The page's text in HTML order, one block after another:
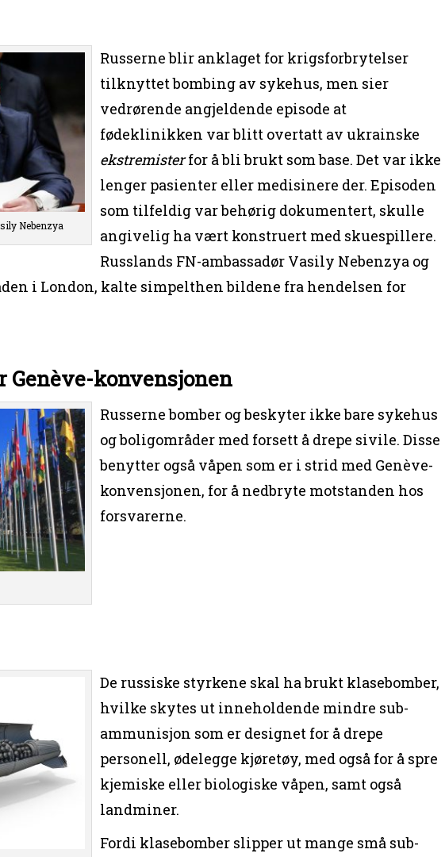
Nebenzya
Russerne blir anklaget for krigsforbrytelser
tilknyttet bombing av sykehus, men sier
vedrørende angjeldende episode at
fødeklinikken var blitt overtatt av ukrainske
ekstremisterfor å bli brukt som base. Det var ikke
lenger pasienter eller medisinere der. Episoden
som tilfeldig var behørig dokumentert, skulle
angivelig ha vært konstruert med skuespillere.
Russlands FN-ambassadør Vasily Nebenzya og
i London, kalte simpelthen bildene fra hendelsen for
Genève-konvensjonen
Russerne bomber og beskyter ikke bare sykehus
og boligområder med forsett å drepe sivile. Disse
benytter også våpen som er i strid med Genève-
konvensjonen, for å nedbryte motstanden hos
forsvarerne.
De russiske styrkene skal ha brukt klasebomber,
hvilke skytes ut inneholdende mindre sub-
ammunisjon som er designet for å drepe
personell, ødelegge kjøretøy, med også for å spre
kjemiske eller biologiske våpen, samt også
landminer.
Fordi klasebomber slipper ut mange små sub-